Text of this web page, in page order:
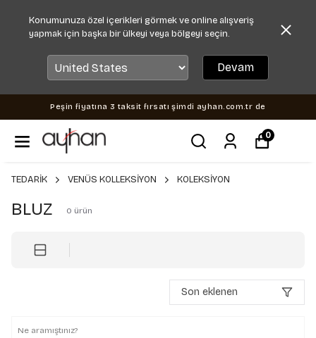
Konumunuza özel içerikleri görmek ve online alışveriş
yapmak için başka bir ülkeyi veya bölgeyi seçin.
Devam
Peşin fiyatına 3 taksit fırsatı şimdi ayhan.com.tr de
0
TEDARİK VENÜS KOLLEKSİYON KOLEKSİYON
BLUZ 0 ürün
Son eklenen